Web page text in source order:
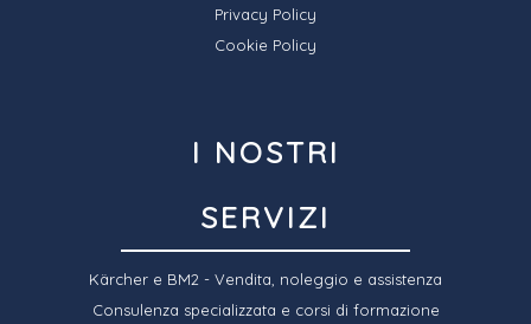
Privacy Policy
Cookie Policy
I NOSTRI
SERVIZI
Kärcher e BM2 - Vendita, noleggio e assistenza
Consulenza specializzata e corsi di formazione